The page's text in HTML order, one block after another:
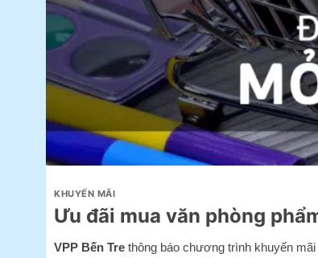
KHUYẾN MÃI
Ưu đãi mua văn phòng
VPP Bến Tre thông báo chương trình khuyến